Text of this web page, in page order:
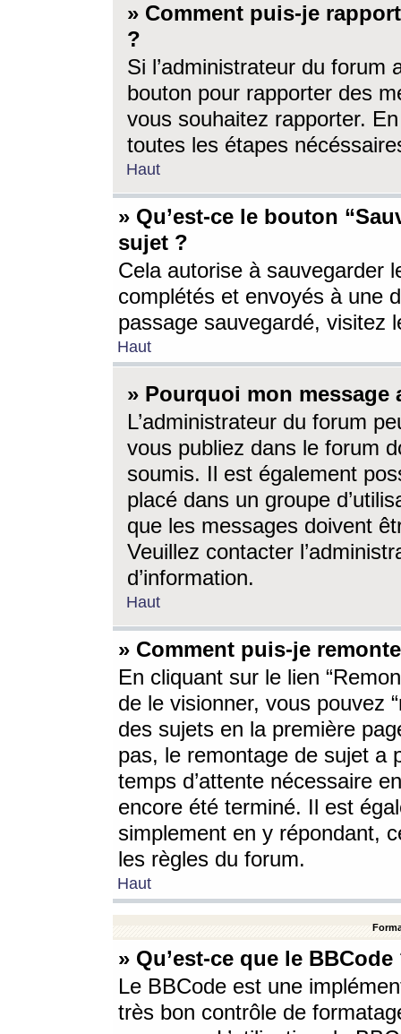
» Comment puis-je
?
Si l’administrateur du forum
bouton pour rapporter des
vous souhaitez rapporter.
toutes les étapes
Haut
» Qu’est-ce le bouton
sujet ?
Cela autorise à sauvegarder
complétés et envoyés à une
passage sauvegardé, visitez
Haut
» Pourquoi mon message
L’administrateur du forum
vous publiez dans le forum
soumis. Il est également
placé dans un groupe
que les messages doivent
Veuillez contacter
d’information.
Haut
» Comment puis-je
En cliquant sur le lien
de le visionner, vous pouvez
des sujets en la première
pas, le remontage de sujet a
temps d’attente nécessaire
encore été terminé. Il est
simplement en y répondant,
les règles du forum.
Haut
» Qu’est-ce que le BBCode
Le BBCode est une
très bon contrôle de